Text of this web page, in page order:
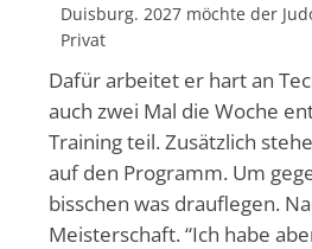
Duisburg. 2027 möchte der
Privat
Dafür arbeitet er hart an
auch zwei Mal die Woche
Training teil. Zusätzlich
auf den Programm. Um
bisschen was drauflegen.
Meisterschaft. “Ich habe